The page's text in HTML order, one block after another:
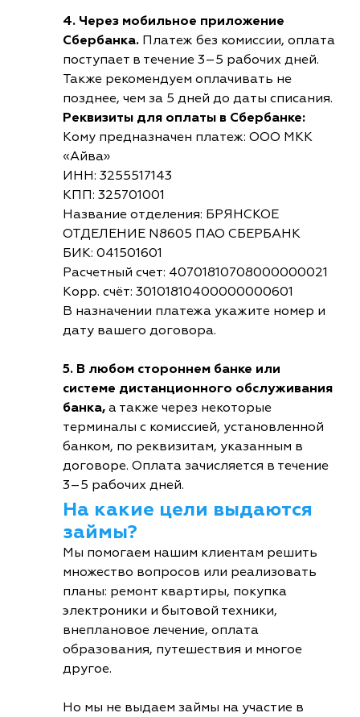
4. Через мобильное приложение
Сбербанка. Платеж без комиссии, оплата
поступает в течение 3–5 рабочих дней.
Также рекомендуем оплачивать не
позднее, чем за 5 дней до даты списания.
Реквизиты для оплаты в Сбербанке:
Кому предназначен платеж: ООО МКК
«Айва»
ИНН: 3255517143
КПП: 325701001
Название отделения: БРЯНСКОЕ
ОТДЕЛЕНИЕ N8605 ПАО СБЕРБАНК
БИК: 041501601
Расчетный счет: 40701810708000000021
Корр. счёт: 30101810400000000601
В назначении платежа укажите номер и
дату вашего договора.
5. В любом стороннем банке или
системе дистанционного обслуживания
банка, а также через некоторые
терминалы с комиссией, установленной
банком, по реквизитам, указанным в
договоре. Оплата зачисляется в течение
3–5 рабочих дней.
На какие цели выдаются
займы?
Мы помогаем нашим клиентам решить
множество вопросов или реализовать
планы: ремонт квартиры, покупка
электроники и бытовой техники,
внеплановое лечение, оплата
образования, путешествия и многое
другое.
Но мы не выдаем займы на участие в